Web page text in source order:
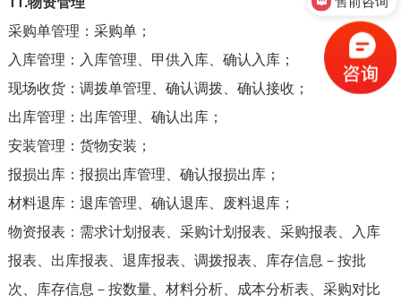
采购单管理：采购单；
入库管理：入库管理、甲供入库、确认入库；
现场收货：调拨单管理、确认调拨、确认接收；
出库管理：出库管理、确认出库；
安装管理：货物安装；
报损出库：报损出库管理、确认报损出库；
材料退库：退库管理、确认退库、废料退库；
物资报表：需求计划报表、采购计划报表、采购报表、入库
报表、出库报表、退库报表、调拨报表、库存信息－按批
次、库存信息－按数量、材料分析、成本分析表、采购对比